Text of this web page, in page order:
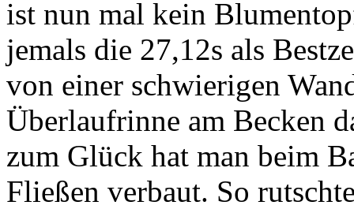
ist nun mal kein
jemals die 27,12s als
von einer schwierigen
Überlaufrinne am Becken
zum Glück hat man beim
Fließen verbaut. So